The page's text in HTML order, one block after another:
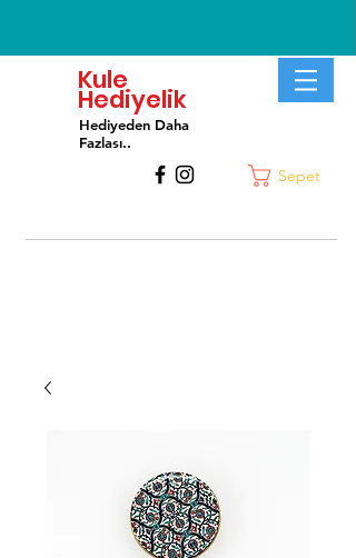
Kule
Hediyelik
Hediyeden Daha
Fazlası..
Sepet